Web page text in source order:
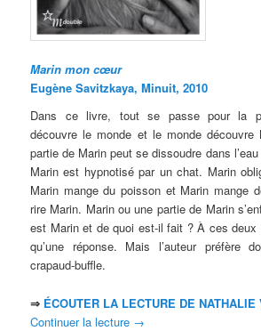
Marin mon cœur
Eugène Savitzkaya, Minuit, 2010
Dans ce livre, tout se passe pour la
découvre le monde et le monde découvre
partie de Marin peut se dissoudre dans l’eau
Marin est hypnotisé par un chat. Marin
Marin mange du poisson et Marin mange
rire Marin. Marin ou une partie de Marin
est Marin et de quoi est-il fait ? À ces deux
qu’une réponse. Mais l’auteur préfère
crapaud-buffle.
⇒ ÉCOUTER LA LECTURE DE NATHALIE
Continuer la lecture →